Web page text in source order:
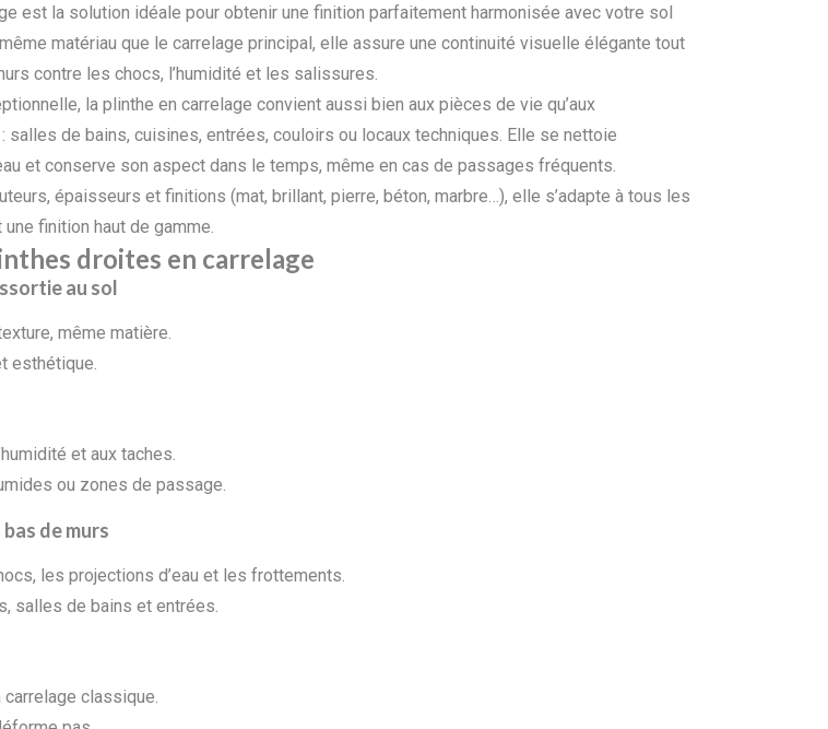
est la solution idéale pour obtenir une finition parfaitement harmonisée avec votre sol
matériau que le carrelage principal, elle assure une continuité visuelle élégante tout
contre les chocs, l’humidité et les salissures.
la plinthe en carrelage convient aussi bien aux pièces de vie qu’aux
salles de bains, cuisines, entrées, couloirs ou locaux techniques. Elle se nettoie
et conserve son aspect dans le temps, même en cas de passages fréquents.
épaisseurs et finitions (mat, brillant, pierre, béton, marbre…), elle s’adapte à tous les
finition haut de gamme.
droites en carrelage
au sol
même matière.
esthétique.
et aux taches.
ou zones de passage.
de murs
les projections d’eau et les frottements.
salles de bains et entrées.
classique.